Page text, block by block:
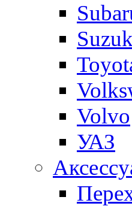
Volvo
УАЗ